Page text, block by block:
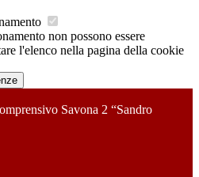
non possono essere
l'elenco nella pagina della cookie
Savona 2 “Sandro